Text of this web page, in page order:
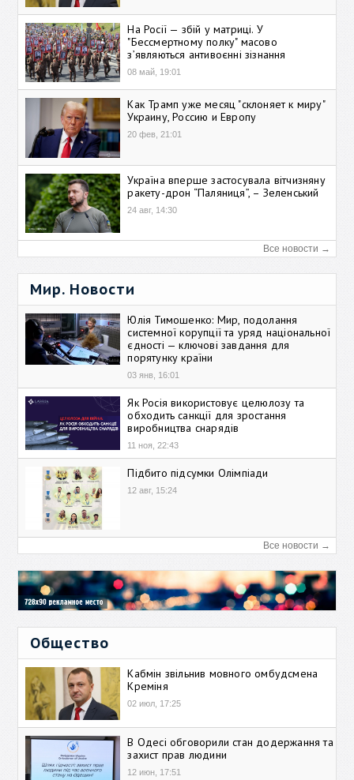
На Росії — збій у матриці. У
"Бессмертному полку" масово
зʼявляються антивоєнні зізнання
08 май, 19:01
Как Трамп уже месяц "склоняет к миру"
Украину, Россию и Европу
20 фев, 21:01
Україна вперше застосувала вітчизняну
ракету-дрон “Паляниця”, – Зеленський
24 авг, 14:30
Все новости →
Мир. Новости
Юлія Тимошенко: Мир, подолання
системної корупції та уряд національної
єдності — ключові завдання для
порятунку країни
03 янв, 16:01
Як Росія використовує целюлозу та
обходить санкції для зростання
виробництва снарядів
11 ноя, 22:43
Підбито підсумки Олімпіади
12 авг, 15:24
Все новости →
Общество
Кабмін звільнив мовного омбудсмена
Креміня
02 июл, 17:25
В Одесі обговорили стан додержання та
захист прав людини
12 июн, 17:51